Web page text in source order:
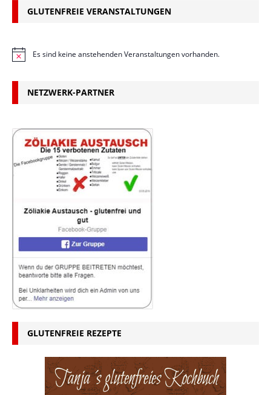
GLUTENFREIE VERANSTALTUNGEN
H
i
Es sind keine anstehenden Veranstaltungen vorhanden.
NETZWERK-PARTNER
GLUTENFREIE REZEPTE